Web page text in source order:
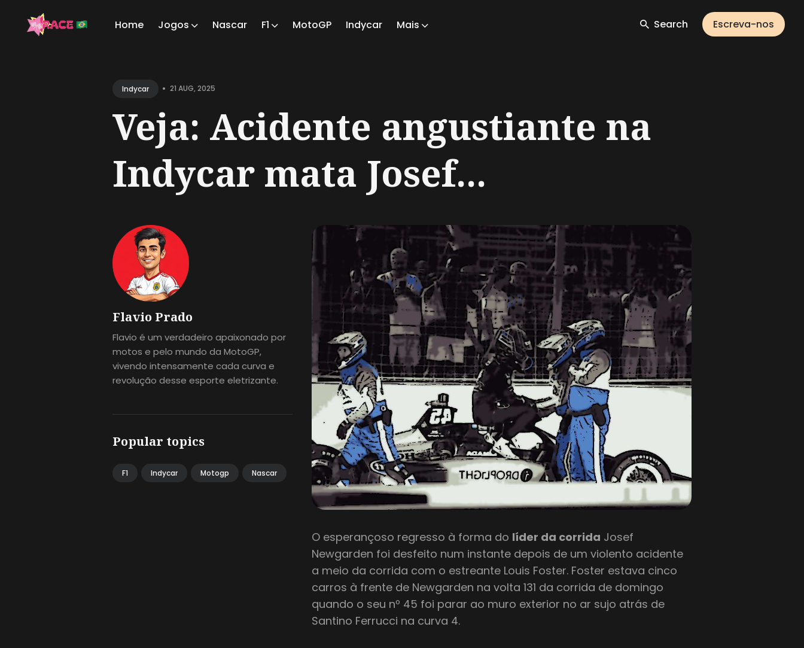
Home Jogos Nascar F1 MotoGP Indycar Mais Search Escreva-nos
Indycar • 21 AUG, 2025
Veja: Acidente angustiante na
Indycar mata Josef...
Flavio Prado
Flavio é um verdadeiro apaixonado por
motos e pelo mundo da MotoGP,
vivendo intensamente cada curva e
revolução desse esporte eletrizante.
Popular topics
F1 Indycar Motogp Nascar
O esperançoso regresso à forma do líder da corrida Josef
Newgarden foi desfeito num instante depois de um violento acidente
a meio da corrida com o estreante Louis Foster. Foster estava cinco
carros à frente de Newgarden na volta 131 da corrida de domingo
quando o seu nº 45 foi parar ao muro exterior no ar sujo atrás de
Santino Ferrucci na curva 4.